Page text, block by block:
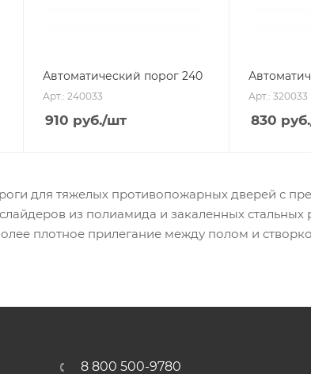
Автоматический порог 240
Арт.: 240033
910 руб./шт
Арт.: 320033
830 руб.
для тяжелых противопожарных дверей с
из полиамида и закаленных
плотное прилегание между полом и
8 800 500-9780